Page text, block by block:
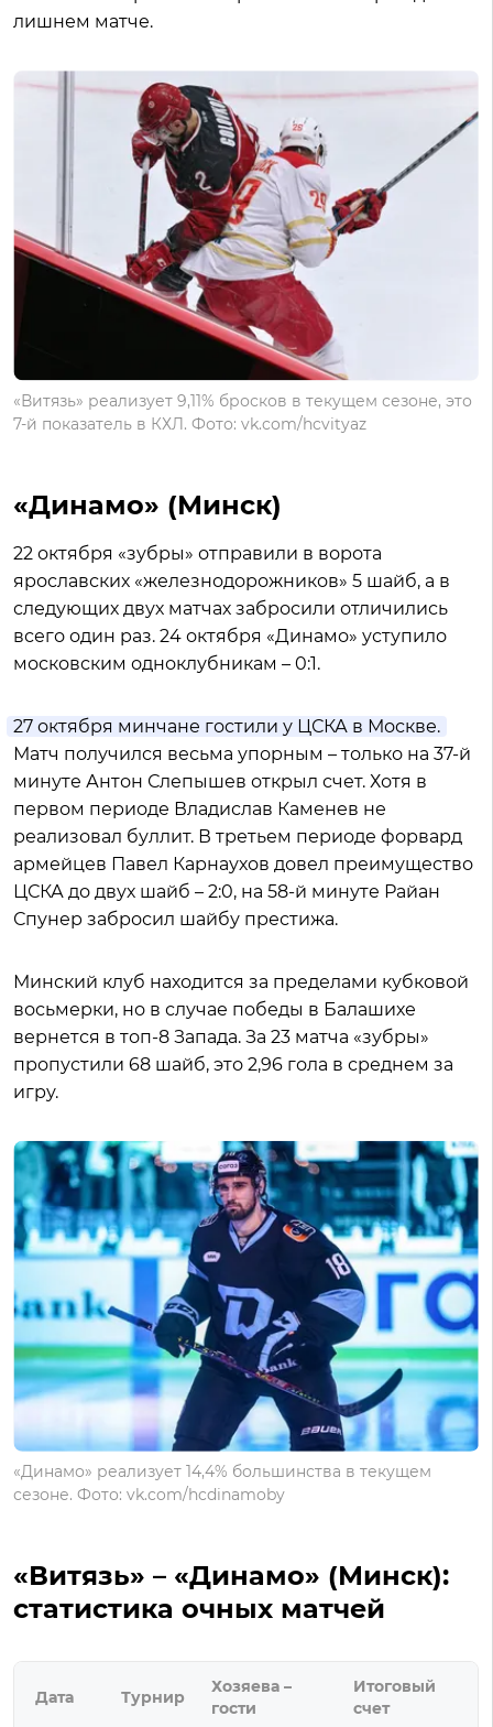
лишнем матче.
«Витязь» реализует 9,11% бросков в текущем сезоне, это
7-й показатель в КХЛ. Фото: vk.com/hcvityaz
«Динамо» (Минск)
22 октября «зубры» отправили в ворота
ярославских «железнодорожников» 5 шайб, а в
следующих двух матчах забросили отличились
всего один раз. 24 октября «Динамо» уступило
московским одноклубникам – 0:1.
27 октября минчане гостили у ЦСКА в Москве.
Матч получился весьма упорным – только на 37-й
минуте Антон Слепышев открыл счет. Хотя в
первом периоде Владислав Каменев не
реализовал буллит. В третьем периоде форвард
армейцев Павел Карнаухов довел преимущество
ЦСКА до двух шайб – 2:0, на 58-й минуте Райан
Спунер забросил шайбу престижа.
Минский клуб находится за пределами кубковой
восьмерки, но в случае победы в Балашихе
вернется в топ-8 Запада. За 23 матча «зубры»
пропустили 68 шайб, это 2,96 гола в среднем за
игру.
«Динамо» реализует 14,4% большинства в текущем
сезоне. Фото: vk.com/hcdinamoby
«Витязь» – «Динамо» (Минск):
статистика очных матчей
Дата Турнир
Хозяева –
гости
Итоговый
счет